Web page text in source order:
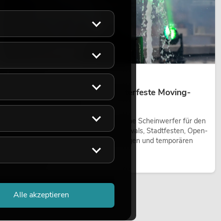
14.05.2026
Outdoor Moving-Heads: Wetterfeste Moving-
Heads bei Events
Outdoor Moving-Heads sind bewegliche Scheinwerfer für den
Einsatz im Freien. Sie werden bei Festivals, Stadtfesten, Open-
Air-Konzerten, Architekturinszenierungen und temporären
Außeninstallationen eingesetzt.
Alle akzeptieren